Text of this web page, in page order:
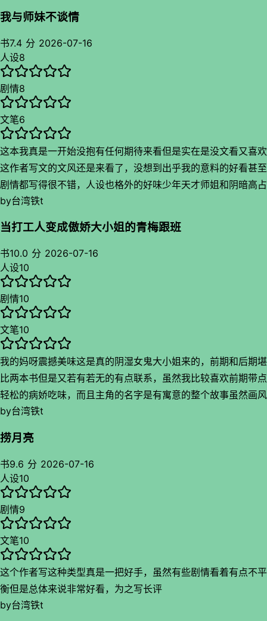
我与师妹不谈情
书7.4 分 2026-07-16
人设8
剧情8
文笔6
这本我真是一开始没抱有任何期待来看但是实在是没文看又喜欢
这作者写文的文风还是来看了，没想到出乎我的意料的好看甚至
剧情都写得很不错，人设也格外的好味少年天才师姐和阴暗高占
有欲师妹，她逃她追的故事看到我还是走不动道哈哈哈哈最喜欢
了我后面的看文品味
by台湾铁t
当打工人变成傲娇大小姐的青梅跟班
书10.0 分 2026-07-16
人设10
剧情10
文笔10
我的妈呀震撼美味这是真的阴湿女鬼大小姐来的，前期和后期堪
比两本书但是又若有若无的有点联系，虽然我比较喜欢前期带点
轻松的病娇吃味，而且主角的名字是有寓意的整个故事虽然画风
不同但是又有点呼应小说世界和现实，甚至系统的地方都处理的
by台湾铁t
捞月亮
书9.6 分 2026-07-16
人设10
剧情9
文笔10
这个作者写这种类型真是一把好手，虽然有些剧情看着有点不平
衡但是总体来说非常好看，为之写长评
by台湾铁t